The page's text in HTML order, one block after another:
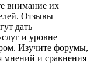
внимание их
Отзывы
дать
и уровне
Изучите форумы,
мнений и сравнения